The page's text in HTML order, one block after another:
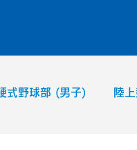
式野球部 (男子) 陸